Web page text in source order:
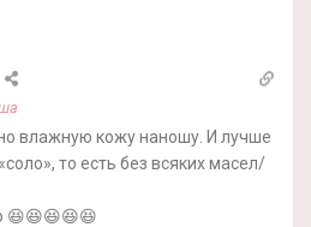
влажную кожу наношу. И лучше
то есть без всяких масел/
😆😆😆😆😆